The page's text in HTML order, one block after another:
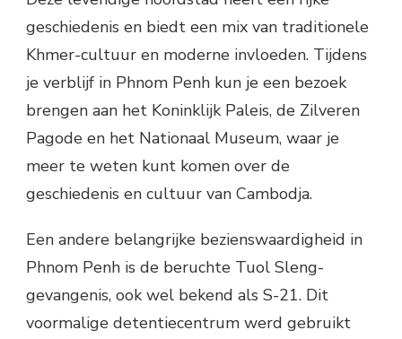
geschiedenis en biedt een mix van traditionele
Khmer-cultuur en moderne invloeden. Tijdens
je verblijf in Phnom Penh kun je een bezoek
brengen aan het Koninklijk Paleis, de Zilveren
Pagode en het Nationaal Museum, waar je
meer te weten kunt komen over de
geschiedenis en cultuur van Cambodja.
Een andere belangrijke bezienswaardigheid in
Phnom Penh is de beruchte Tuol Sleng-
gevangenis, ook wel bekend als S-21. Dit
voormalige detentiecentrum werd gebruikt